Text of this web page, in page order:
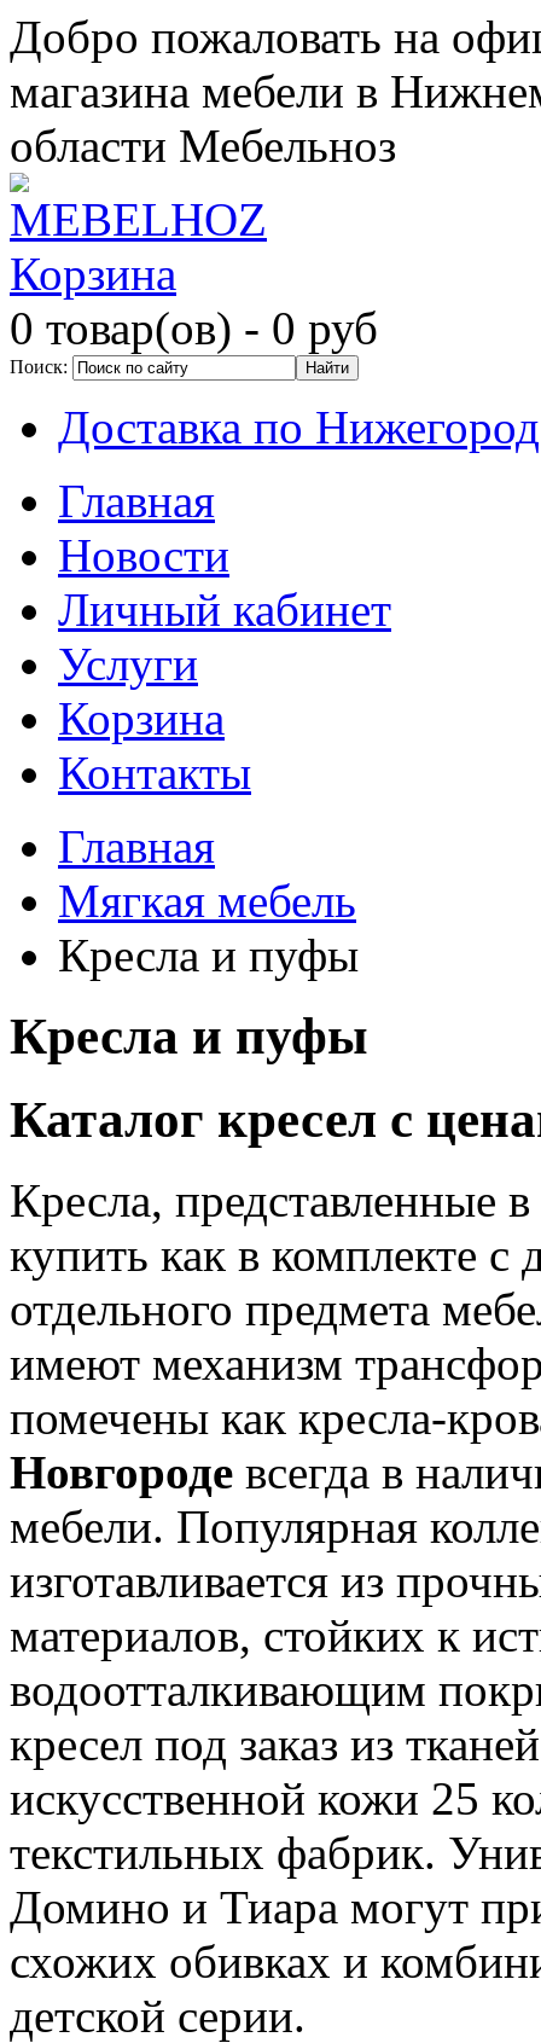
Добро пожаловать на
магазина мебели в
области Мебельноз
Корзина
0 товар(ов) - 0 руб
Поиск:
Доставка по
Главная
Новости
Личный кабинет
Услуги
Корзина
Контакты
Главная
Мягкая мебель
Кресла и пуфы
Кресла и пуфы
Каталог кресел с
Кресла, представленные
купить как в комплекте с
отдельного предмета
имеют механизм
помечены как кресла-
Новгороде всегда в
мебели. Популярная
изготавливается из
материалов, стойких к
водоотталкивающим
кресел под заказ из
искусственной кожи 25
текстильных фабрик.
Домино и Тиара могут
схожих обивках и
детской серии.